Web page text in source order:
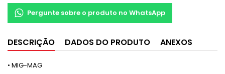
Pergunte sobre o produto no WhatsApp
DESCRIÇÃO DADOS DO PRODUTO ANEXOS
• MIG-MAG